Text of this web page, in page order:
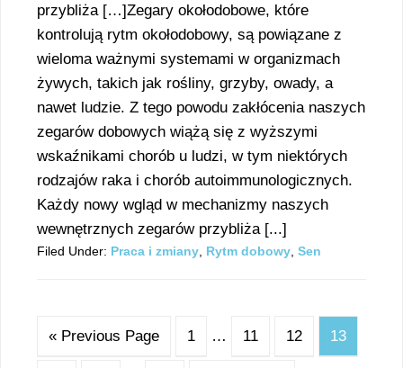
przybliża […]Zegary okołodobowe, które
kontrolują rytm okołodobowy, są powiązane z
wieloma ważnymi systemami w organizmach
żywych, takich jak rośliny, grzyby, owady, a
nawet ludzie. Z tego powodu zakłócenia naszych
zegarów dobowych wiążą się z wyższymi
wskaźnikami chorób u ludzi, w tym niektórych
rodzajów raka i chorób autoimmunologicznych.
Każdy nowy wgląd w mechanizmy naszych
wewnętrznych zegarów przybliża [...]
Filed Under: Praca i zmiany Rytm dobowy Sen
« Previous Page 1 … 11 12 13